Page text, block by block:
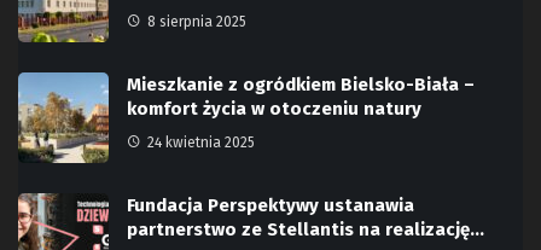
8 sierpnia 2025
Mieszkanie z ogródkiem Bielsko-Biała –
komfort życia w otoczeniu natury
24 kwietnia 2025
Fundacja Perspektywy ustanawia
partnerstwo ze Stellantis na realizację…